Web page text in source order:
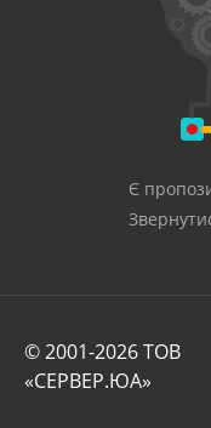
Є
© 2001-2026 ТОВ
«СЕРВЕР.ЮА»